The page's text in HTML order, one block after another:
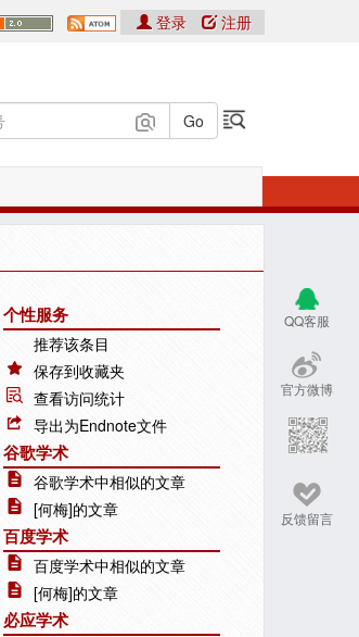
登录 注册
QQ客服
官方微博
反馈留言
个性服务
推荐该条目
保存到收藏夹
查看访问统计
导出为Endnote文件
谷歌学术
谷歌学术中相似的文章
[何梅]的文章
百度学术
百度学术中相似的文章
[何梅]的文章
必应学术